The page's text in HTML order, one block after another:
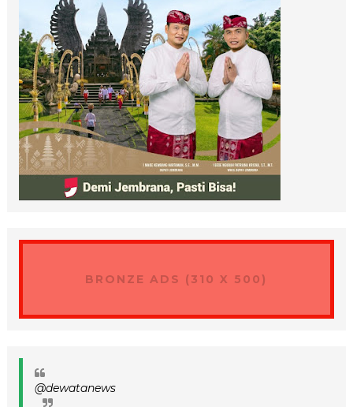
BRONZE ADS (310 X 500)
@dewatanews